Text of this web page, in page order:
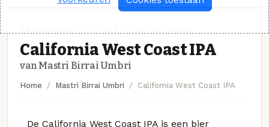
California West Coast IPA
van Mastri Birrai Umbri
Home Mastri Birrai Umbri California West Coast IPA
De California West Coast IPA is een bier